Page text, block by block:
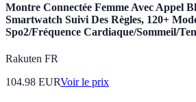
Montre Connectée Femme Avec Appel
Smartwatch Suivi Des Règles, 120+
Spo2/Fréquence Cardiaque/Sommeil/
Rakuten FR
104.98 EURVoir le prix